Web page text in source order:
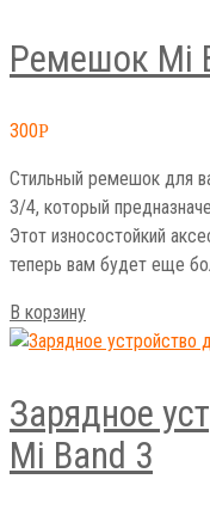
Ремешок Mi
300Р
Стильный ремешок для
3/4, который
Этот износостойкий
теперь вам будет еще
В корзину
Зарядное
Mi Band 3